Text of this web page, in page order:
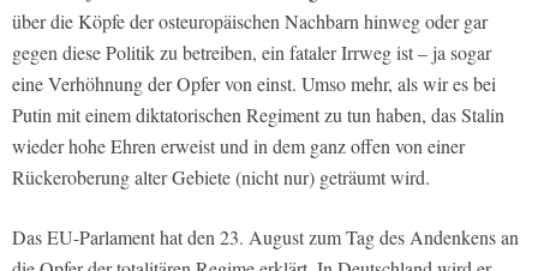
über die Köpfe der osteuropäischen Nachbarn hinweg oder gar
gegen diese Politik zu betreiben, ein fataler Irrweg ist – ja sogar
eine Verhöhnung der Opfer von einst. Umso mehr, als wir es bei
Putin mit einem diktatorischen Regiment zu tun haben, das Stalin
wieder hohe Ehren erweist und in dem ganz offen von einer
Rückeroberung alter Gebiete (nicht nur) geträumt wird.
Das EU-Parlament hat den 23. August zum Tag des Andenkens an